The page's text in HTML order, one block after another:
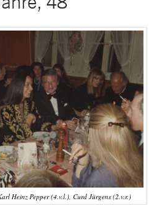
Heinz Pepper (4.v.l.), Curd Jürgens (2.v.r.)